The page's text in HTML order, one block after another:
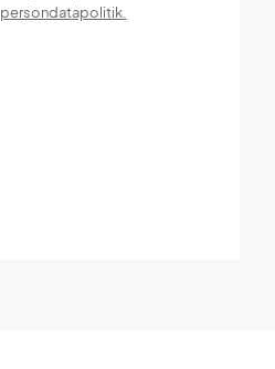
persondatapolitik.